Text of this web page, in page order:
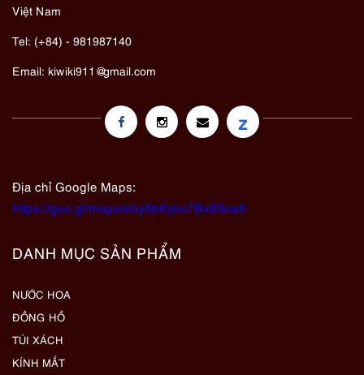
Việt Nam
Tel: (+84) - 981987140
Email: kiwiki911@gmail.com
z
Địa chỉ Google Maps:
https://goo.gl/maps/eby8bKyks7Bx89oa6
DANH MỤC SẢN PHẨM
NƯỚC HOA
ĐỒNG HỒ
TÚI XÁCH
KÍNH MẮT